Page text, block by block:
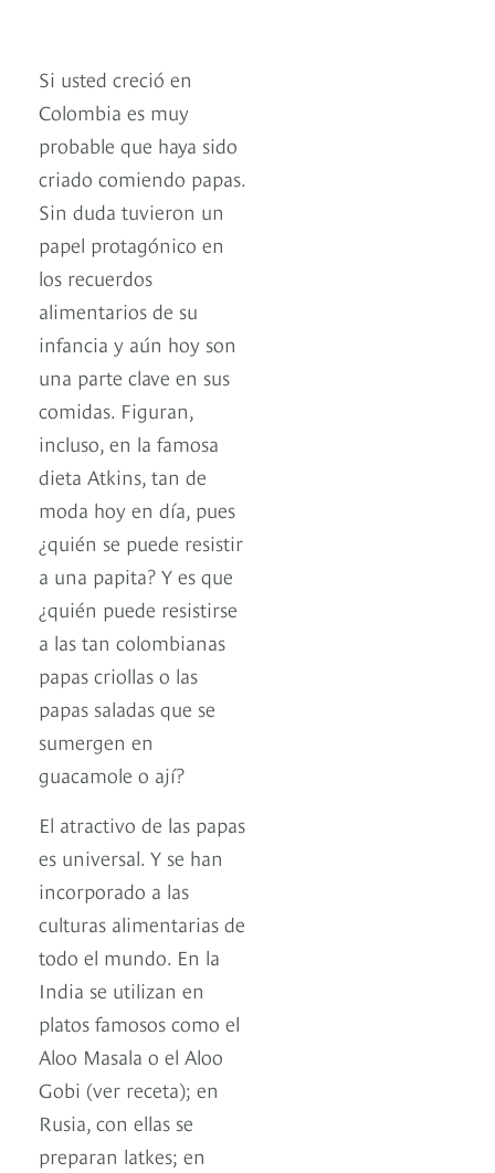
Si usted creció en
Colombia es muy
probable que haya sido
criado comiendo papas.
Sin duda tuvieron un
papel protagónico en
los recuerdos
alimentarios de su
infancia y aún hoy son
una parte clave en sus
comidas. Figuran,
incluso, en la famosa
dieta Atkins, tan de
moda hoy en día, pues
¿quién se puede resistir
a una papita? Y es que
¿quién puede resistirse
a las tan colombianas
papas criollas o las
papas saladas que se
sumergen en
guacamole o ají?
El atractivo de las papas
es universal. Y se han
incorporado a las
culturas alimentarias de
todo el mundo. En la
India se utilizan en
platos famosos como el
Aloo Masala o el Aloo
Gobi (ver receta); en
Rusia, con ellas se
preparan latkes; en